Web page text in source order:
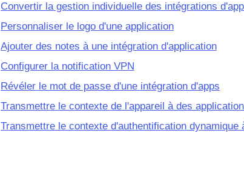
Convertir la gestion individuelle des intégrations
Personnaliser le logo d'une application
Ajouter des notes à une intégration d'application
Configurer la notification VPN
Révéler le mot de passe d'une intégration d'apps
Transmettre le contexte de l'appareil à des
Transmettre le contexte d'authentification dynamique